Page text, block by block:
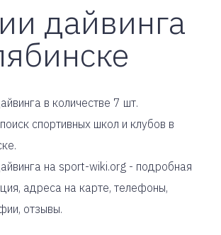
дайвинга
в количестве 7 шт.
спортивных школ и клубов в
на sport-wiki.org - подробная
адреса на карте, телефоны,
отзывы.